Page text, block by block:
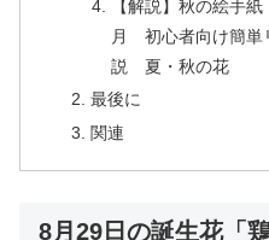
【解説】秋の絵手
月 初心者向け簡単
説 夏・秋の花
最後に
関連
8月29日の誕生花「